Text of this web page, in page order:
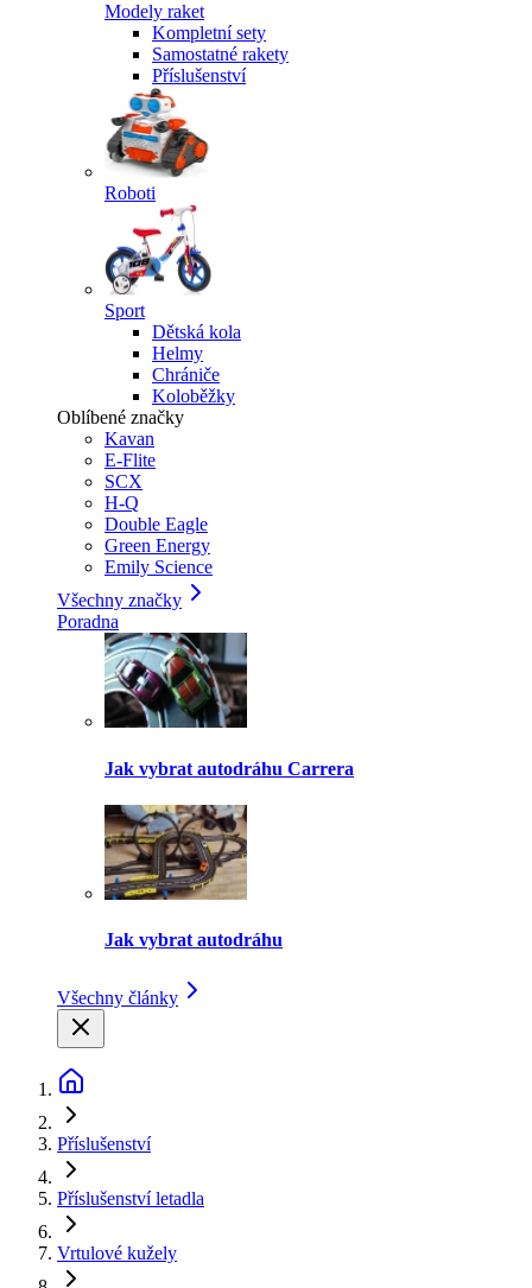
Modely raket
Kompletní sety
Samostatné rakety
Příslušenství
Roboti
Sport
Dětská kola
Helmy
Chrániče
Koloběžky
Oblíbené značky
Kavan
E-Flite
SCX
H-Q
Double Eagle
Green Energy
Emily Science
Všechny značky
Poradna
Jak vybrat autodráhu Carrera
Jak vybrat autodráhu
Všechny články
Příslušenství
Příslušenství letadla
Vrtulové kužely